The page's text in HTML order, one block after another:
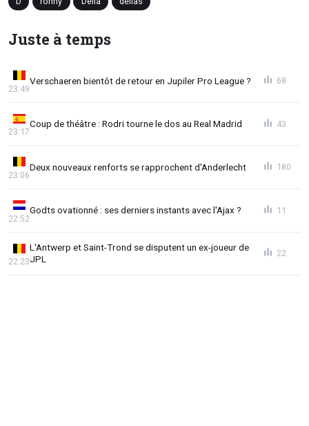
Juste à temps
Verschaeren bientôt de retour en Jupiler Pro League ?
23:49
68
Coup de théâtre : Rodri tourne le dos au Real Madrid
23:17
43
Deux nouveaux renforts se rapprochent d'Anderlecht
23:06
180
Godts ovationné : ses derniers instants avec l'Ajax ?
22:52
11
L'Antwerp et Saint-Trond se disputent un ex-joueur de
JPL
22:23
22